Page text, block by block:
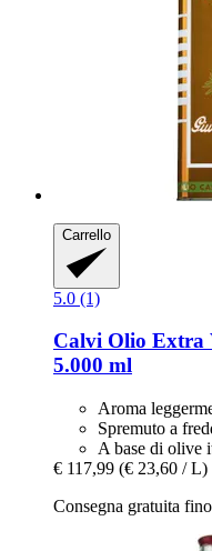
Carrello
5.0 (1)
Calvi Olio Extra
5.000 ml
Aroma
Spremuto a
A base di olive
€ 117,99 (€ 23,60 / L)
Consegna gratuita